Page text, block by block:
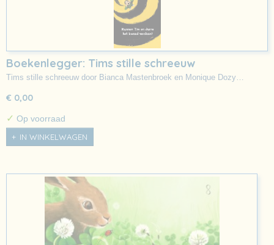
Boekenlegger: Tims stille schreeuw
Tims stille schreeuw door Bianca Mastenbroek en Monique Dozy…
€ 0,00
✓ Op voorraad
IN WINKELWAGEN